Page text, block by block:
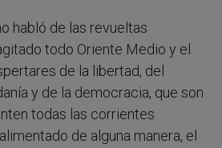
habló de las revueltas
todo Oriente Medio y el
de la libertad, del
y de la democracia, que son
todas las corrientes
de alguna manera, el